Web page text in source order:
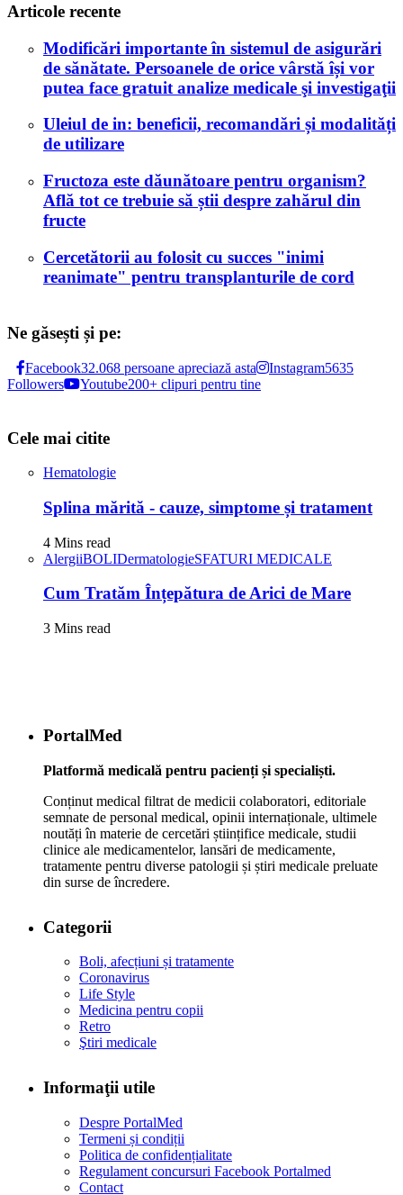
Articole recente
Modificări importante în sistemul de asigurări
de sănătate. Persoanele de orice vârstă își vor
putea face gratuit analize medicale şi investigaţii
Uleiul de in: beneficii, recomandări și modalități
de utilizare
Fructoza este dăunătoare pentru organism?
Află tot ce trebuie să știi despre zahărul din
fructe
Cercetătorii au folosit cu succes "inimi
reanimate" pentru transplanturile de cord
Ne găsești și pe:
Facebook32.068 persoane apreciază asta Instagram5635
Followers
Youtube200+ clipuri pentru tine
Cele mai citite
Hematologie
Splina mărită - cauze, simptome și tratament
4 Mins read
AlergiiBOLIDermatologieSFATURI MEDICALE
Cum Tratăm Înțepătura de Arici de Mare
3 Mins read
PortalMed
Platformă medicală pentru pacienți și specialiști.
Conținut medical filtrat de medicii colaboratori, editoriale
semnate de personal medical, opinii internaționale, ultimele
noutăți în materie de cercetări științifice medicale, studii
clinice ale medicamentelor, lansări de medicamente,
tratamente pentru diverse patologii și știri medicale preluate
din surse de încredere.
Categorii
Boli, afecțiuni și tratamente
Coronavirus
Life Style
Medicina pentru copii
Retro
Ştiri medicale
Informaţii utile
Despre PortalMed
Termeni și condiții
Politica de confidențialitate
Regulament concursuri Facebook Portalmed
Contact